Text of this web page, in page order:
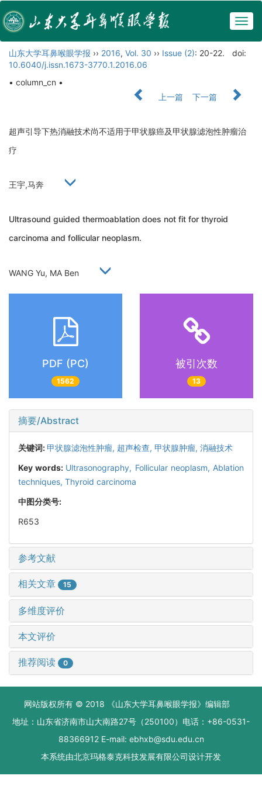
山东大学耳鼻喉眼学报 ›› 2016, Vol. 30 ›› Issue (2): 20-22.
doi:
10.6040/j.issn.1673-3770.1.2016.06
• column_cn •
上一篇
下一篇
超声引导下热消融技术尚不适用于甲状腺癌及甲状腺滤泡性肿瘤治
疗
王宇,马奔
Ultrasound guided thermoablation does not fit for thyroid
carcinoma and follicular neoplasm.
WANG Yu, MA Ben
PDF (PC)
1562
被引次数
13
摘要/Abstract
关键词: 甲状腺滤泡性肿瘤, 超声检查, 甲状腺肿瘤, 消融技术
Key words: Ultrasonography, Follicular neoplasm, Ablation
techniques, Thyroid carcinoma
中图分类号:
R653
参考文献
相关文章 15
多维度评价
本文评价
推荐阅读 0
网站版权所有 © 2018 《山东大学耳鼻喉眼学报》编辑部
地址：山东省济南市山大南路27号（250100）电话：+86-0531-
88366912 E-mail: ebhxb@sdu.edu.cn
本系统由北京玛格泰克科技发展有限公司设计开发